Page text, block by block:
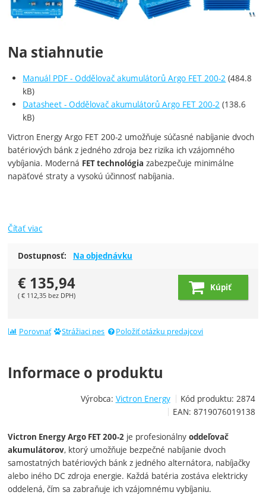
Na stiahnutie
Manuál PDF - Oddělovač akumulátorů Argo FET 200-2 (484.8
kB)
Datasheet - Oddělovač akumulátorů Argo FET 200-2 (138.6
kB)
Victron Energy Argo FET 200-2 umožňuje súčasné nabíjanie dvoch
batériových bánk z jedného zdroja bez rizika ich vzájomného
vybíjania. Moderná FET technológia zabezpečuje minimálne
napäťové straty a vysokú účinnosť nabíjania.
Čítať viac
Dostupnosť: Na objednávku
€ 135,94
( € 112,35 bez DPH)
Kúpiť
Porovnať Strážiaci pes Položiť otázku predajcovi
Informace o produktu
Výrobca: Victron Energy Kód produktu: 2874
EAN: 8719076019138
Victron Energy Argo FET 200-2 je profesionálnyoddeľovač
akumulátorov, ktorý umožňuje bezpečné nabíjanie dvoch
samostatných batériových bánk z jedného alternátora, nabíjačky
alebo iného DC zdroja energie. Každá batéria zostáva elektricky
oddelená, čím sa zabraňuje ich vzájomnému vybíjaniu.